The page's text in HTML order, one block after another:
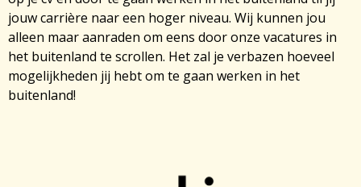
jouw carrière naar een hoger niveau. Wij kunnen jou
alleen maar aanraden om eens door onze vacatures in
het buitenland te scrollen. Het zal je verbazen hoeveel
mogelijkheden jij hebt om te gaan werken in het
buitenland!